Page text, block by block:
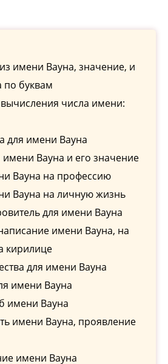
имени Вауна, значение, и
буквам
числа имени:
для имени Вауна
Вауна и его значение
Вауна на профессию
Вауна на личную жизнь
для имени Вауна
имени Вауна, на
кирилице
для имени Вауна
имени Вауна
имени Вауна
имени Вауна, проявление
имени Вауна